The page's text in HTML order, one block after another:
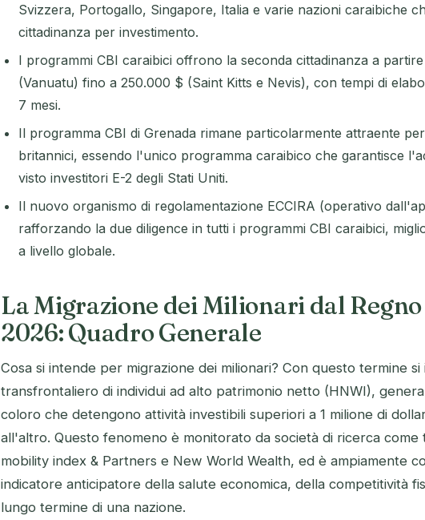
Svizzera, Portogallo, Singapore, Italia e varie nazioni caraibiche
cittadinanza per investimento.
I programmi CBI caraibici offrono la seconda cittadinanza a
(Vanuatu) fino a 250.000 $ (Saint Kitts e Nevis), con tempi di
7 mesi.
Il programma CBI di Grenada rimane particolarmente attraente
britannici, essendo l'unico programma caraibico che garantisce
visto investitori E-2 degli Stati Uniti.
Il nuovo organismo di regolamentazione ECCIRA (operativo
rafforzando la due diligence in tutti i programmi CBI caraibici,
a livello globale.
La Migrazione dei Milionari dal
2026: Quadro Generale
Cosa si intende per migrazione dei milionari? Con questo termine
transfrontaliero di individui ad alto patrimonio netto (HNWI),
coloro che detengono attività investibili superiori a 1 milione di
all'altro. Questo fenomeno è monitorato da società di ricerca
mobility index & Partners e New World Wealth, ed è ampiamente
indicatore anticipatore della salute economica, della competitività
lungo termine di una nazione.